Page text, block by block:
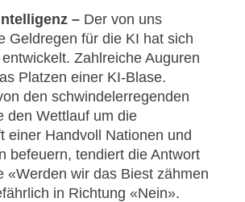
–Der von uns
Geldregen für die KI hat sich
Zahlreiche Auguren
Platzen einer KI-Blase.
den schwindelerregenden
den Wettlauf um die
einer Handvoll Nationen und
befeuern, tendiert die Antwort
«Werden wir das Biest zähmen
in Richtung «Nein».